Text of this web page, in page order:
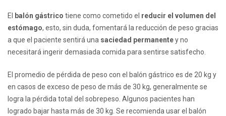
El balón gástrico tiene como cometido el reducir el volumen del
estómago, esto, sin duda, fomentará la reducción de peso gracias
a que el paciente sentirá una saciedad permanentey no
necesitará ingerir demasiada comida para sentirse satisfecho.
El promedio de pérdida de peso con el balón gástrico es de 20 kg y
en casos de exceso de peso de más de 30 kg, generalmente se
logra la pérdida total del sobrepeso. Algunos pacientes han
logrado bajar hasta más de 30 kg. Se recomienda usar el balón